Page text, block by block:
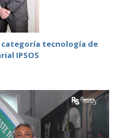
categoría tecnología de
IPSOS